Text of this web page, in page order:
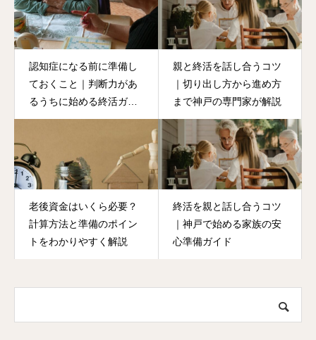
認知症になる前に準備し
ておくこと｜判断力があ
るうちに始める終活ガイ
ド
親と終活を話し合うコツ
｜切り出し方から進め方
まで神戸の専門家が解説
老後資金はいくら必要？
計算方法と準備のポイン
トをわかりやすく解説
終活を親と話し合うコツ
｜神戸で始める家族の安
心準備ガイド